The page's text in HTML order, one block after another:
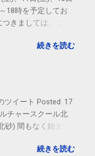
18時を予定してお
きましては、 こち
ますので、ご予約、
（ショートメッセ
続きを読む
ツイート Posted: 17
チャースクール北
) 間もなく始まり
サクマフィジカルコ
続きを読む